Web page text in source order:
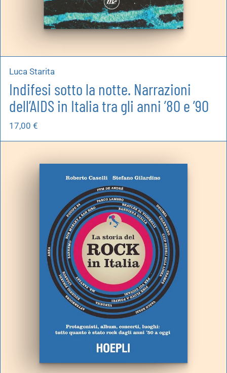
Luca Starita
Indifesi sotto la notte. Narrazioni
dell’AIDS in Italia tra gli anni ’80 e ’90
17,00 €